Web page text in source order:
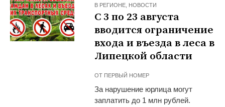
В РЕГИОНЕ, НОВОСТИ
С 3 по 23 августа
вводится ограничение
входа и въезда в леса в
Липецкой области
ОТ ПЕРВЫЙ НОМЕР
За нарушение юрлица могут
заплатить до 1 млн рублей.